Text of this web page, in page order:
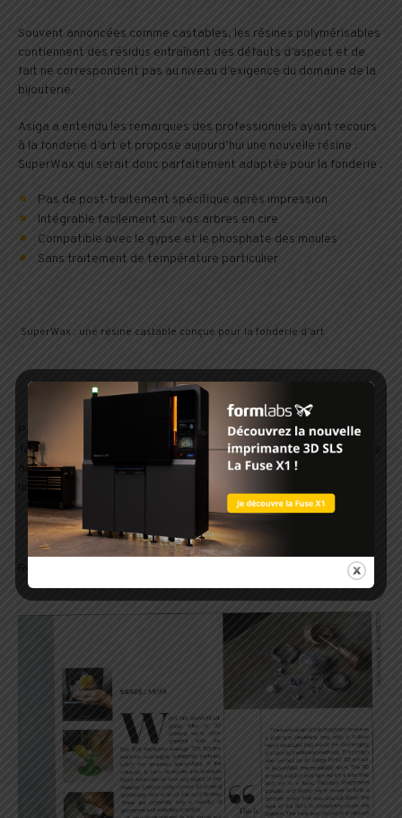
Souvent annoncées comme castables, les résines polymérisables
contiennent des résidus entraînant des défauts d’aspect et de
fait ne correspondent pas au niveau d’exigence du domaine de la
bijouterie.
Asiga a entendu les remarques des professionnels ayant recours
à la fonderie d’art et propose aujourd’hui une nouvelle résine :
SuperWax qui serait donc parfaitement adaptée pour la fonderie :
Pas de post-traitement spécifique après impression
Intégrable facilement sur vos arbres en cire
Compatible avec le gypse et le phosphate des moules
Sans traitement de température particulier
SuperWax : une résine castable conçue pour la fonderie d’art
Parfaitement adaptée pour la fonderie en Or, Platine et Argent,
la résine castable SuperWAX se liquéfie à 50 degrés Celsius sans
aucun résidu. La précision et le lissage de la pièce posséderaient
une extraordinaire finition.